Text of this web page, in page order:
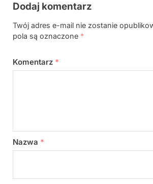
Dodaj komentarz
Twój adres e-mail nie zostanie
pola są oznaczone *
Komentarz *
Nazwa *